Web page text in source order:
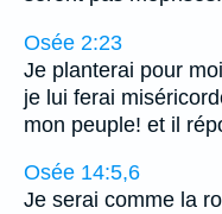
Osée 2:23
Je planterai pour
je lui ferai
mon peuple! et il
Osée 14:5,6
Je serai comme la